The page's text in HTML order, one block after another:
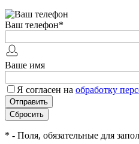
Ваш телефон*
Ваше имя
Я согласен на обработку
* - Поля, обязательные для